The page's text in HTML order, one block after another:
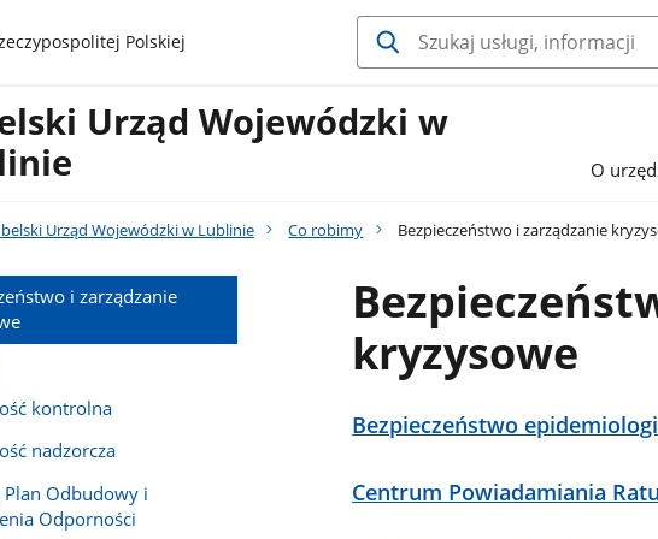
Polskiej
Urząd Wojewódzki w
O
Urząd Wojewódzki w Lublinie Co robimy Bezpieczeństwo i zarządzanie
i zarządzanie
kontrolna
nadzorcza
Plan Odbudowy i
Odporności
kryzysowe
Bezpieczeństwo
Centrum Powiadamiania